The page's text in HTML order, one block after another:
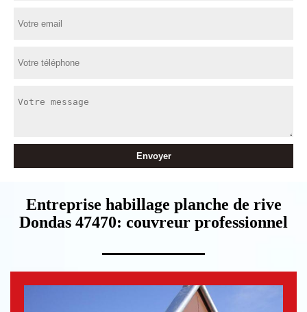
Entreprise habillage planche de rive
Dondas 47470: couvreur professionnel